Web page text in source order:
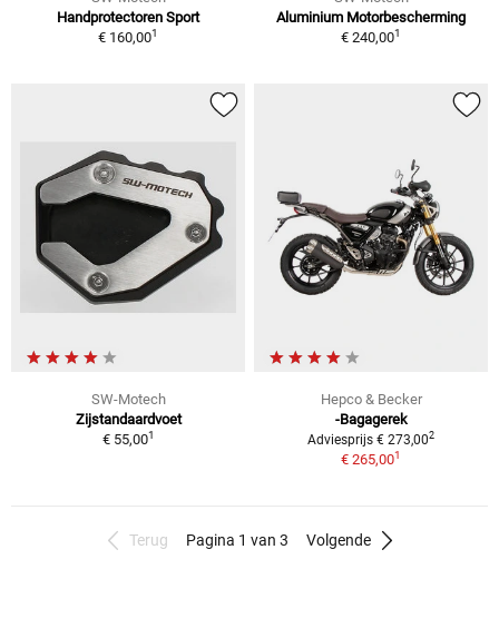
Handprotectoren Sport
€ 160,001
Aluminium Motorbescherming
€ 240,001
SW-Motech
Zijstandaardvoet
€ 55,001
Hepco & Becker
-Bagagerek
Adviesprijs € 273,002
€ 265,001
Terug Pagina 1 van 3 Volgende